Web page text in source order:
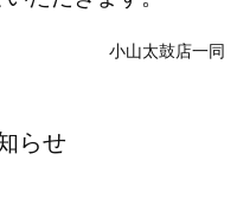
小山太鼓店一同
らせ